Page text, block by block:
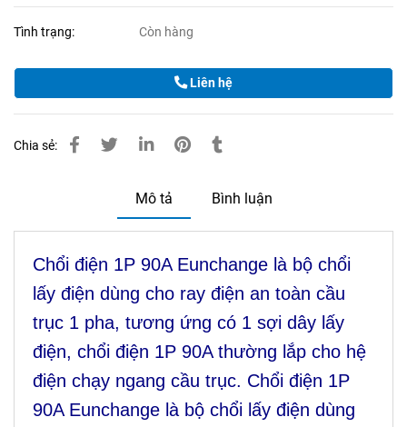
Tình trạng: Còn hàng
Liên hệ
Chia sẻ:
Mô tả Bình luận
Chổi điện 1P 90A Eunchange là bộ chổi
lấy điện dùng cho ray điện an toàn cầu
trục 1 pha, tương ứng có 1 sợi dây lấy
điện, chổi điện 1P 90A thường lắp cho hệ
điện chạy ngang cầu trục. Chổi điện 1P
90A Eunchange là bộ chổi lấy điện dùng